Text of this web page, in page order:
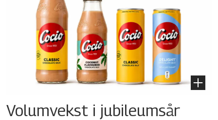
Volumvekst i jubileumsår